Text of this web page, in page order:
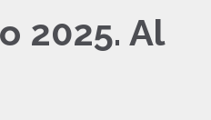
2025. Al